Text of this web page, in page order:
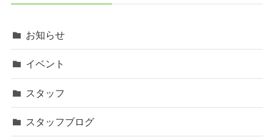
お知らせ
イベント
スタッフ
スタッフブログ